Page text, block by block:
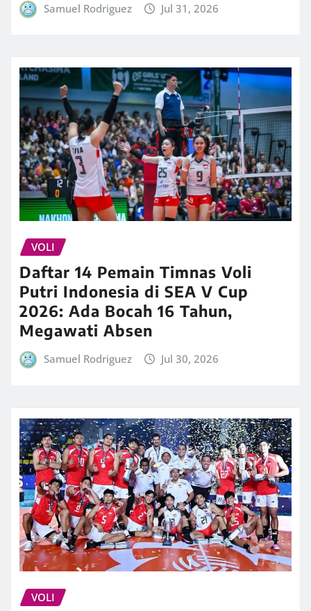
Samuel Rodriguez Jul 31, 2026
VOLI
Daftar 14 Pemain Timnas Voli
Putri Indonesia di SEA V Cup
2026: Ada Bocah 16 Tahun,
Megawati Absen
Samuel Rodriguez Jul 30, 2026
VOLI